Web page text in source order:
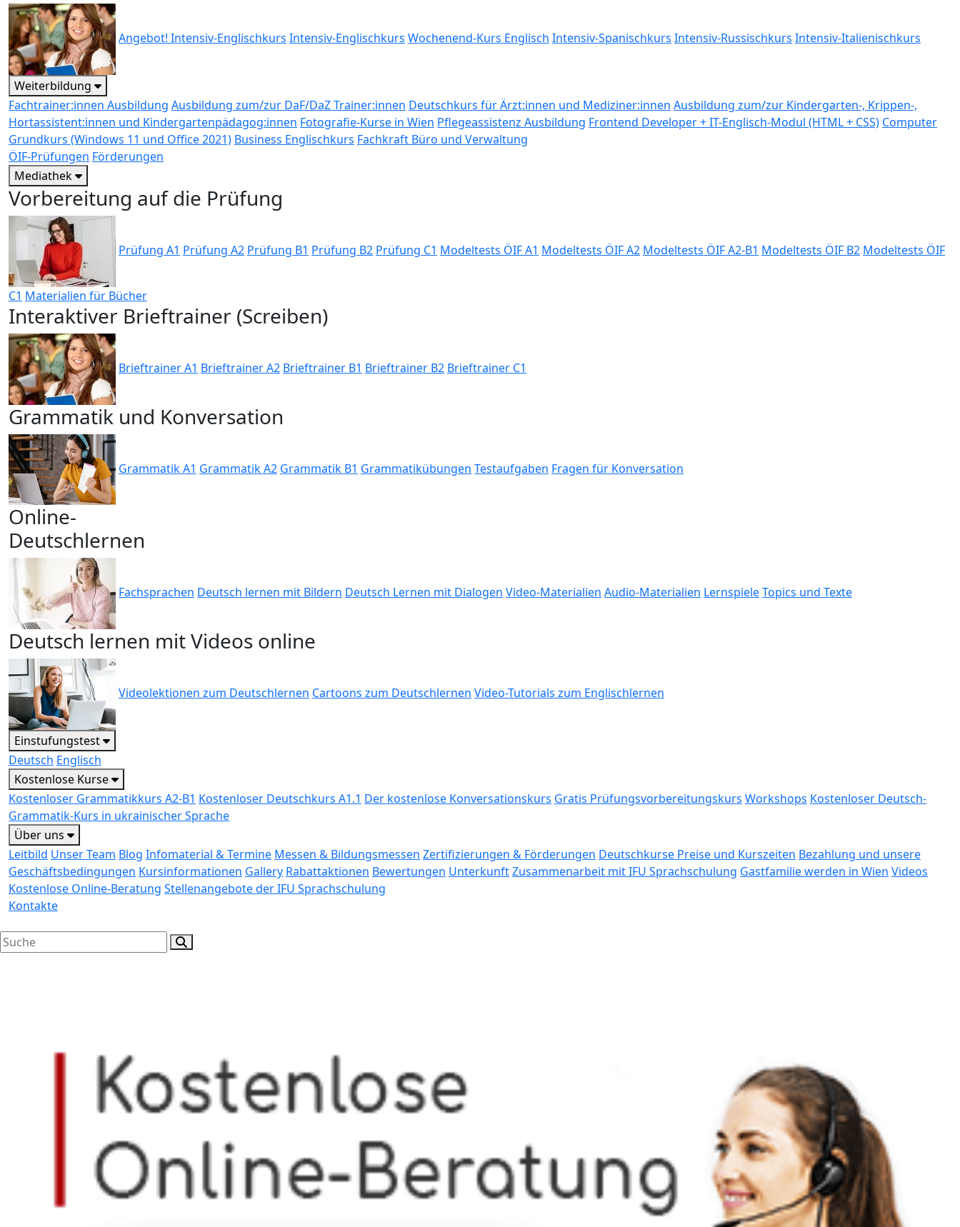
Angebot! Intensiv-Englischkurs Intensiv-Englischkurs Wochenend-Kurs Englisch Intensiv-Spanischkurs Intensiv-Russischkurs Intensiv-Italienischkurs
Weiterbildung
Fachtrainer:innen Ausbildung Ausbildung zum/zur DaF/DaZ Trainer:innen Deutschkurs für Ärzt:innen und Mediziner:innen Ausbildung zum/zur Kindergarten-, Krippen-,
Hortassistent:innen und Kindergartenpädagog:innen Fotografie-Kurse in Wien Pflegeassistenz Ausbildung Frontend Developer + IT-Englisch-Modul (HTML + CSS) Computer
Grundkurs (Windows 11 und Office 2021) Business Englischkurs Fachkraft Büro und Verwaltung
ÖIF-Prüfungen Förderungen
Mediathek
Vorbereitung auf die Prüfung
Prüfung A1 Prüfung A2 Prüfung B1 Prüfung B2 Prüfung C1 Modeltests ÖIF A1 Modeltests ÖIF A2 Modeltests ÖIF A2-B1 Modeltests ÖIF B2 Modeltests ÖIF
C1 Materialien für Bücher
Interaktiver Brieftrainer (Screiben)
Brieftrainer A1 Brieftrainer A2 Brieftrainer B1 Brieftrainer B2 Brieftrainer C1
Grammatik und Konversation
Grammatik A1 Grammatik A2 Grammatik B1 Grammatikübungen Testaufgaben Fragen für Konversation
Online-
Deutschlernen
Fachsprachen Deutsch lernen mit Bildern Deutsch Lernen mit Dialogen Video-Materialien Audio-Materialien LernspieleTopics und Texte
Deutsch lernen mit Videos online
Videolektionen zum Deutschlernen Cartoons zum Deutschlernen Video-Tutorials zum Englischlernen
Einstufungstest
Deutsch Englisch
Kostenlose Kurse
Kostenloser Grammatikkurs A2-B1 Kostenloser Deutschkurs A1.1 Der kostenlose Konversationskurs Gratis Prüfungsvorbereitungskurs Workshops Kostenloser Deutsch-
Grammatik-Kurs in ukrainischer Sprache
Über uns
Leitbild Unser Team Blog Infomaterial & Termine Messen & Bildungs­messen Zertifizierungen & Förderungen Deutschkurse Preise und Kurszeiten Bezahlung und unsere
Geschäftsbedingungen Kursinformationen Gallery Rabattaktionen Bewertungen UnterkunftZusammenarbeit mit IFU Sprachschulung Gastfamilie werden in Wien Videos
Kostenlose Online-Beratung Stellenangebote der IFU Sprachschulung
Kontakte